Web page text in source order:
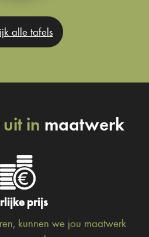
alle tafels
in maatwerk
prijs
kunnen we jou maatwerk